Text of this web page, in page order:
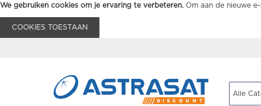
We gebruiken cookies om je ervaring te verbeteren. Om aan de nieuwe
COOKIES TOESTAAN